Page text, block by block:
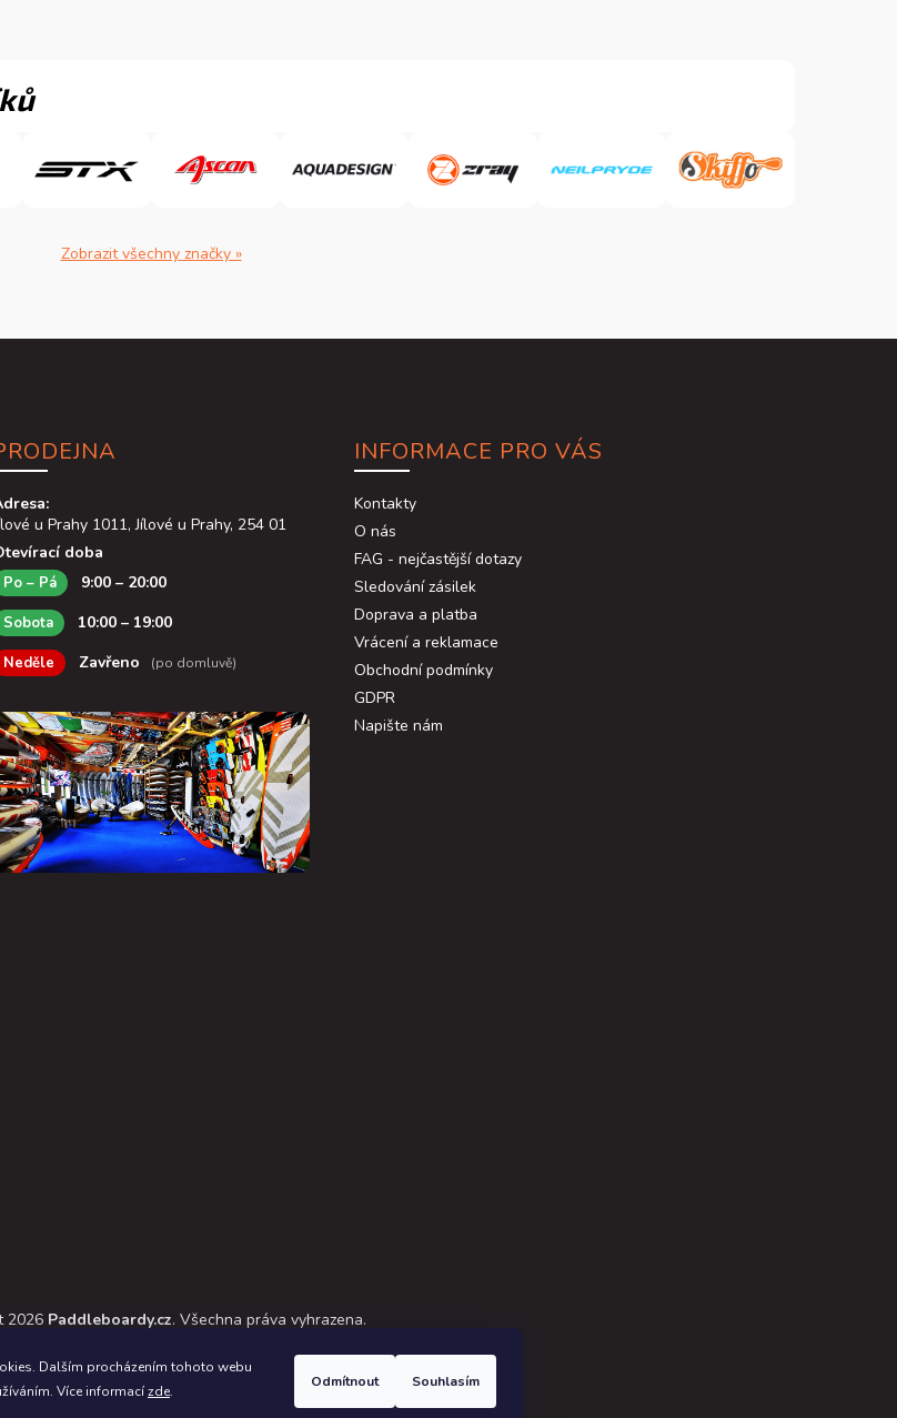
Dalším procházením tohoto webu
Více informacízde.
Odmítnout Souhlasím
Zobrazit všechny značky »
u Prahy 1011, Jílové u Prahy, 254 01
doba
Po – Pá 9:00 – 20:00
Sobota 10:00 – 19:00
Neděle Zavřeno (po domluvě)
INFORMACE PRO VÁS
Kontakty
O nás
FAG - nejčastější dotazy
Sledování zásilek
Doprava a platba
Vrácení a reklamace
Obchodní podmínky
GDPR
Napište nám
2026 Paddleboardy.cz. Všechna práva vyhrazena.
Tomáš Hlad&Shoptetak.cz.